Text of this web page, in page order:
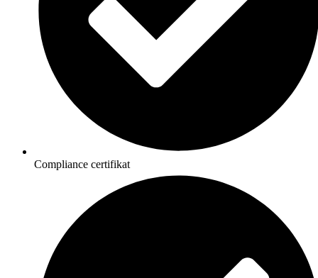
Compliance certifikat